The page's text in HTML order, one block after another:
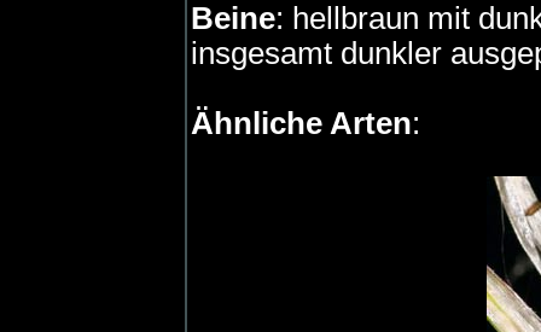
Beine: hellbraun mit
insgesamt dunkler
Ähnliche Arten: